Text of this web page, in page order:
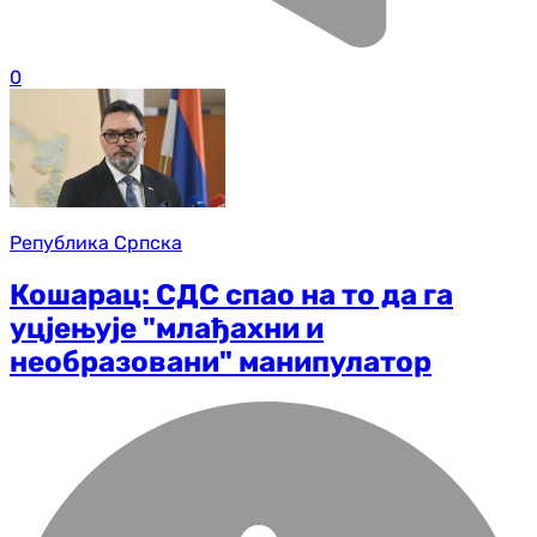
0
Република Српска
Кошарац: СДС спао на то да га
уцјењује "млађахни и
необразовани" манипулатор